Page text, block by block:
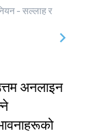
- सल्लाह र
अनलाइन